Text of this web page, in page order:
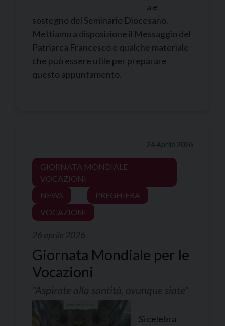
a e
sostegno del Seminario Diocesano.
Mettiamo a disposizione il Messaggio del
Patriarca Francesco e qualche materiale
che può essere utile per preparare
questo appuntamento.
24 Aprile 2026
GIORNATA MONDIALE
VOCAZIONI
NEWS
PREGHIERA
VOCAZIONI
26 aprile 2026
Giornata Mondiale per le
Vocazioni
"Aspirate alla santità, ovunque siate"
Si celebra